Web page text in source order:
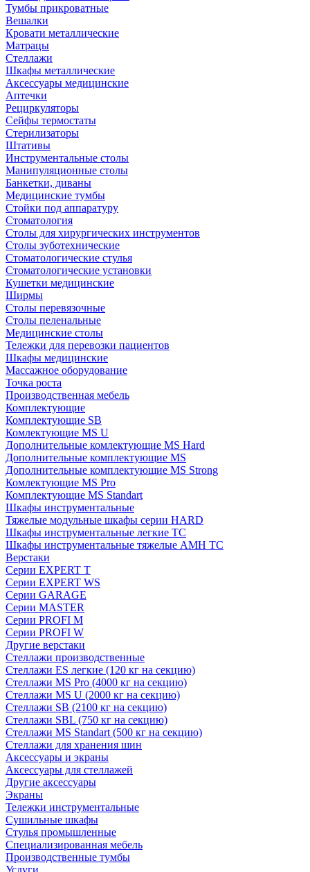
Тумбы прикроватные
Вешалки
Кровати металлические
Матрацы
Стеллажи
Шкафы металлические
Аксессуары медицинские
Аптечки
Рециркуляторы
Сейфы термостаты
Стерилизаторы
Штативы
Инструментальные столы
Манипуляционные столы
Банкетки, диваны
Медицинские тумбы
Стойки под аппаратуру
Стоматология
Столы для хирургических инструментов
Столы зуботехнические
Стоматологические стулья
Стоматологические установки
Кушетки медицинские
Ширмы
Столы перевязочные
Столы пеленальные
Медицинские столы
Тележки для перевозки пациентов
Шкафы медицинские
Массажное оборудование
Точка роста
Производственная мебель
Комплектующие
Комплектующие SB
Комлектующие MS U
Дополнительные комлектующие MS Hard
Дополнительные комплектующие MS
Дополнительные комплектующие MS Strong
Комлектующие MS Pro
Комплектующие MS Standart
Шкафы инструментальные
Тяжелые модульные шкафы серии HARD
Шкафы инструментальные легкие ТС
Шкафы инструментальные тяжелые AMH TC
Верстаки
Серии EXPERT T
Серии EXPERT WS
Серии GARAGE
Серии MASTER
Серии PROFI M
Серии PROFI W
Другие верстаки
Стеллажи производственные
Стеллажи ES легкие (120 кг на секцию)
Стеллажи MS Pro (4000 кг на секцию)
Стеллажи MS U (2000 кг на секцию)
Стеллажи SB (2100 кг на секцию)
Стеллажи SBL (750 кг на секцию)
Стеллажи MS Standart (500 кг на секцию)
Стеллажи для хранения шин
Аксессуары и экраны
Аксессуары для стеллажей
Другие аксессуары
Экраны
Тележки инструментальные
Сушильные шкафы
Стулья промышленные
Специализированная мебель
Производственные тумбы
Услуги